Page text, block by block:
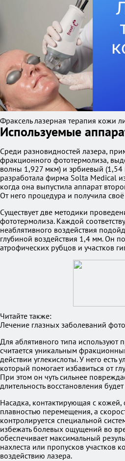
Фраксель лазерная терапия кожи
Используемые
Среди разновидностей лазера,
фракционного фототермолиза,
волны 1,927 мкм) и эрбиевый (1,54
разработала фирма Solta Medical
когда она выпустила аппарат
От него процедура и получила
Существует две методики
фототермолиза. Каждой
неаблятивного воздействия
глубиной воздействия 1,4 мм. Он
атрофических рубцов и участков
Читайте также:
Лечение глазных заболеваний
Для аблятивного типа используют
считается уникальным
действии углекислоты. У него есть
который помогает избавиться от
При этом он чуть сильнее
длительность восстановления
Насадка, контактирующая с кожей,
плавностью перемещения, а
контролируется специальной
избежать болевых ощущений во
обеспечивает максимальный
нахлеста или пропусков участков
воздействию лазера.